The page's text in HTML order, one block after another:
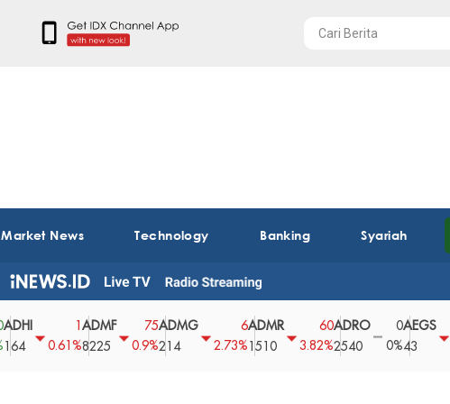
Market News Technology Banking Syariah
0.61%
ADMF
8225
75
0.9%
ADMG
214
2.73%
ADMR
1510
3.82%
ADRO
2540
0
0%
AEGS